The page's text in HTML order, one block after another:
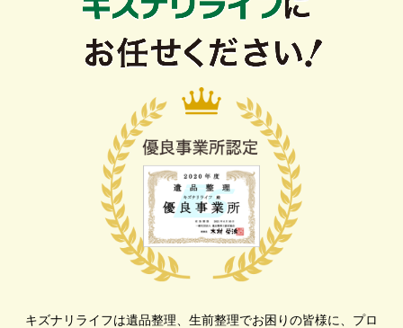
キズナリライフは遺品整理、生前整理でお困りの皆様に、プロ